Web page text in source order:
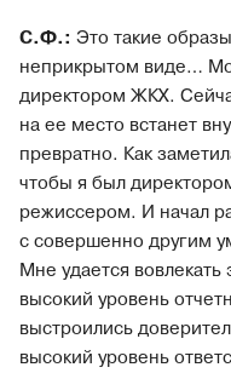
С.Ф.: Это такие
неприкрытом виде…
директором ЖКХ.
на ее место встанет
превратно. Как
чтобы я был
режиссером. И начал
с совершенно другим
Мне удается
высокий уровень
выстроились
высокий уровень